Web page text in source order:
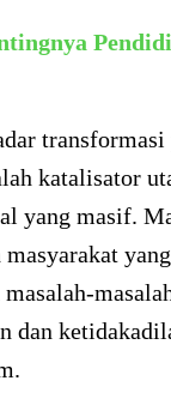
transformasi
katalisator
yang masif.
dan